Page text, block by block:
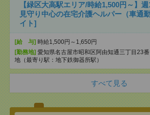
【緑区大高駅エリア/時給1,500円～】
見守り中心の在宅介護ヘルパー（車通
イト]
[給 与] 時給1,500円～1,650円
[勤務地] 愛知県名古屋市昭和区阿由知通三丁目23番
地（最寄り駅：地下鉄御器所駅）
すべて見る